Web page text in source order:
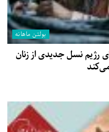
بولتن ماهانه
سیاست‌های رژیم نسل جدیدی از زنان